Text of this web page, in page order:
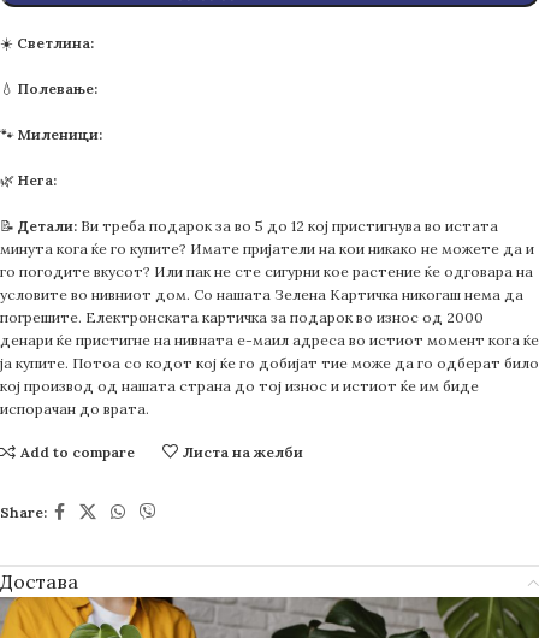
☀️ Светлина:
💧 Полевање:
🐾 Миленици:
🌿 Нега:
📝 Детали: Ви треба подарок за во 5 до 12 кој пристигнува во истата
минута кога ќе го купите? Имате пријатели на кои никако не можете да и
го погодите вкусот? Или пак не сте сигурни кое растение ќе одговара на
условите во нивниот дом. Со нашата Зелена Картичка никогаш нема да
погрешите. Електронската картичка за подарок во износ од 2000
денари ќе пристигне на нивната е-маил адреса во истиот момент кога ќе
ја купите. Потоа со кодот кој ќе го добијат тие може да го одберат било
кој производ од нашата страна до тој износ и истиот ќе им биде
испорачан до врата.
Add to compare Листа на желби
Share:
Достава